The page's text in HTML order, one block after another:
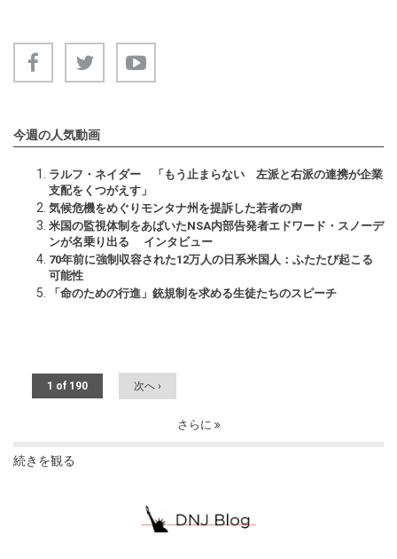
今週の人気動画
ラルフ・ネイダー 「もう止まらない 左派と右派の連携が企業
支配をくつがえす」
気候危機をめぐりモンタナ州を提訴した若者の声
米国の監視体制をあばいたNSA内部告発者エドワード・スノーデ
ンが名乗り出る インタビュー
70年前に強制収容された12万人の日系米国人：ふたたび起こる
可能性
「命のための行進」銃規制を求める生徒たちのスピーチ
1 of 190 次へ ›
さらに
続きを観る